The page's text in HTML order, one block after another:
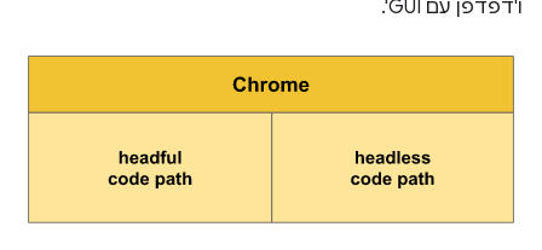
ו'דפדפן עם GUI'.